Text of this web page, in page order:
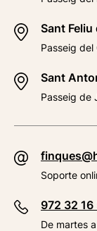
Sant
Passeig del
Sant
Passeig de
Soporte
972 32 16
De martes